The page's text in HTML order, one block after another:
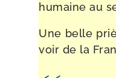
humaine au
Une belle
voir de la